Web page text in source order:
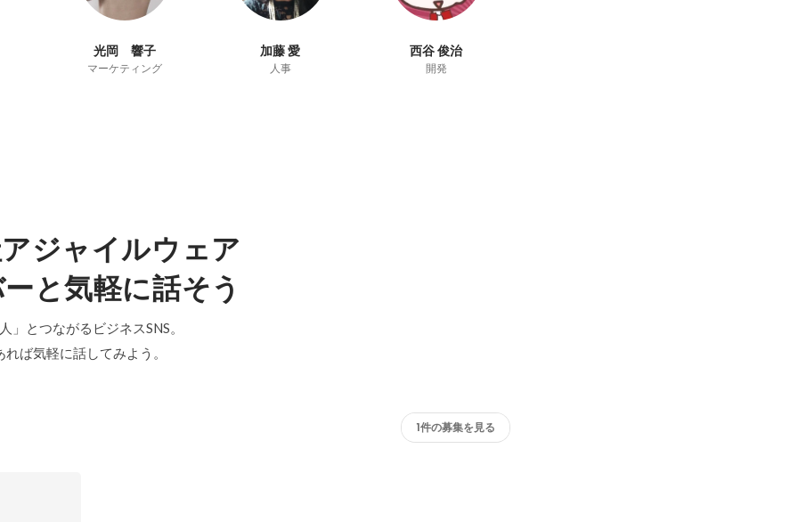
光岡 響子
マーケティング
加藤 愛
人事
西谷 俊治
開発
ジャイルウェア
と気軽に話そう
」とつながるビジネスSNS。
ば気軽に話してみよう。
1件の募集を見る